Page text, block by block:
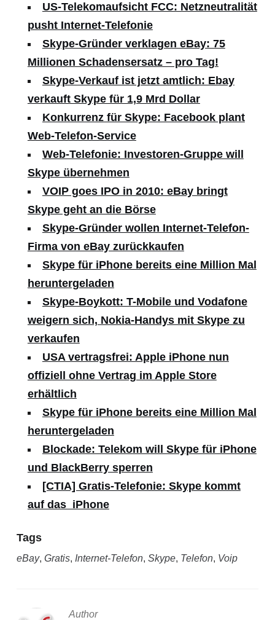
US-Telekomaufsicht FCC: Netzneutralität
pusht Internet-Telefonie
Skype-Gründer verklagen eBay: 75
Millionen Schadensersatz – pro Tag!
Skype-Verkauf ist jetzt amtlich: Ebay
verkauft Skype für 1,9 Mrd Dollar
Konkurrenz für Skype: Facebook plant
Web-Telefon-Service
Web-Telefonie: Investoren-Gruppe will
Skype übernehmen
VOIP goes IPO in 2010: eBay bringt
Skype geht an die Börse
Skype-Gründer wollen Internet-Telefon-
Firma von eBay zurückkaufen
Skype für iPhone bereits eine Million Mal
heruntergeladen
Skype-Boykott: T-Mobile und Vodafone
weigern sich, Nokia-Handys mit Skype zu
verkaufen
USA vertragsfrei: Apple iPhone nun
offiziell ohne Vertrag im Apple Store
erhältlich
Skype für iPhone bereits eine Million Mal
heruntergeladen
Blockade: Telekom will Skype für iPhone
und BlackBerry sperren
[CTIA] Gratis-Telefonie: Skype kommt
auf das iPhone
Tags
eBay, Gratis, Internet-Telefon, Skype, Telefon, Voip
Author